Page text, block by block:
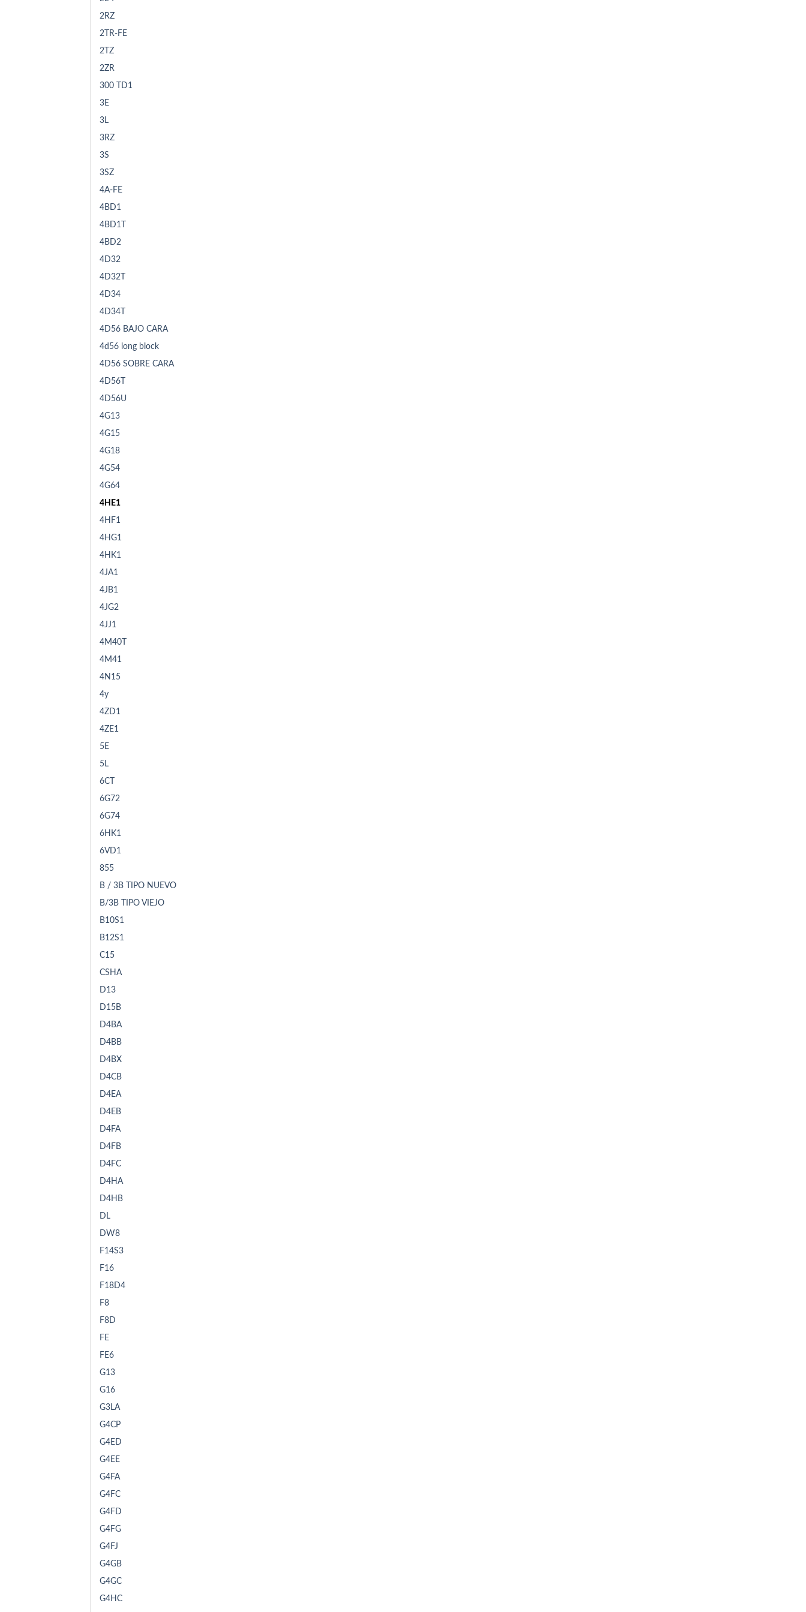
2RZ
2TR-FE
2TZ
2ZR
300 TD1
3E
3L
3RZ
3S
3SZ
4A-FE
4BD1
4BD1T
4BD2
4D32
4D32T
4D34
4D34T
4D56 BAJO CARA
4d56 long block
4D56 SOBRE CARA
4D56T
4D56U
4G13
4G15
4G18
4G54
4G64
4HE1
4HF1
4HG1
4HK1
4JA1
4JB1
4JG2
4JJ1
4M40T
4M41
4N15
4y
4ZD1
4ZE1
5E
5L
6CT
6G72
6G74
6HK1
6VD1
855
B / 3B TIPO NUEVO
B/3B TIPO VIEJO
B10S1
B12S1
C15
CSHA
D13
D15B
D4BA
D4BB
D4BX
D4CB
D4EA
D4EB
D4FA
D4FB
D4FC
D4HA
D4HB
DL
DW8
F14S3
F16
F18D4
F8
F8D
FE
FE6
G13
G16
G3LA
G4CP
G4ED
G4EE
G4FA
G4FC
G4FD
G4FG
G4FJ
G4GB
G4GC
G4HC